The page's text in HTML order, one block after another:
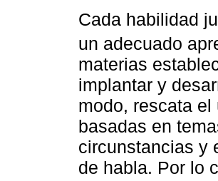
Cada habilidad
un adecuado
materias
implantar y
modo, rescata
basadas en
circunstancias y
de habla. Por lo